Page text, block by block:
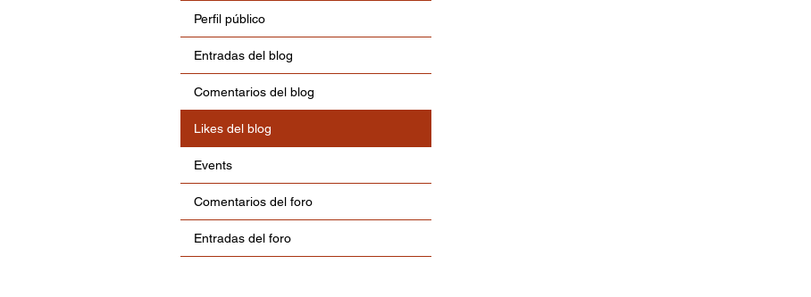
Perfil público
Entradas del blog
Comentarios del blog
Likes del blog
Events
Comentarios del foro
Entradas del foro